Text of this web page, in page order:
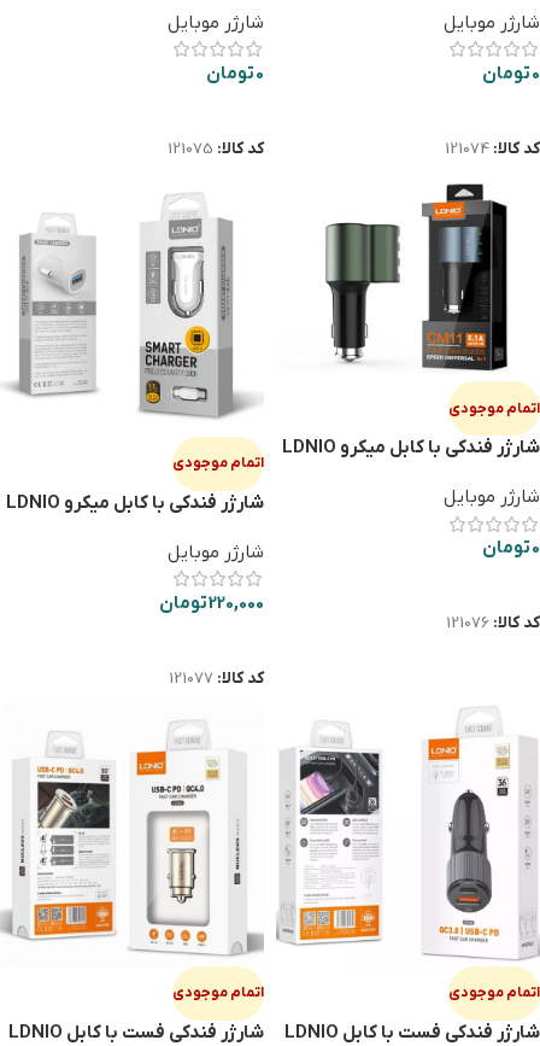
شارژر موبایل
0تومان
کد کالا: 121074
شارژر موبایل
0تومان
کد کالا: 121075
اتمام موجودی
شارژر فندكي با كابل ميكرو LDNIO
شارژر موبایل
0تومان
کد کالا: 121076
اتمام موجودی
شارژر فندكي با كابل ميكرو LDNIO
شارژر موبایل
220,000تومان
کد کالا: 121077
اتمام موجودی
شارژر فندكي فست با كابل LDNIO
اتمام موجودی
شارژر فندكي فست با كابل LDNIO